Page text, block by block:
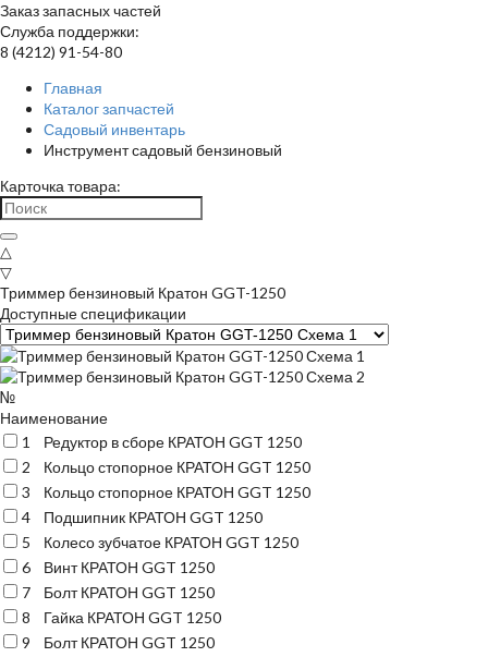
Заказ запасных частей
Служба поддержки:
8 (4212) 91-54-80
Главная
Каталог запчастей
Садовый инвентарь
Инструмент садовый бензиновый
Карточка товара:
△
▽
Триммер бензиновый Кратон GGT-1250
Доступные спецификации
№
Наименование
1
Редуктор в сборе КРАТОН GGT 1250
2
Кольцо стопорное КРАТОН GGT 1250
3
Кольцо стопорное КРАТОН GGT 1250
4
Подшипник КРАТОН GGT 1250
5
Колесо зубчатое КРАТОН GGT 1250
6
Винт КРАТОН GGT 1250
7
Болт КРАТОН GGT 1250
8
Гайка КРАТОН GGT 1250
9
Болт КРАТОН GGT 1250